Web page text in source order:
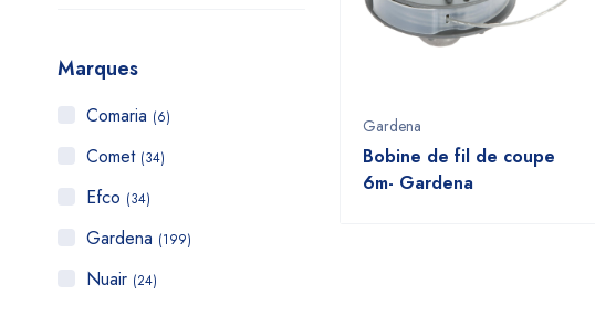
Marques
Comaria (6)
Comet (34)
Efco (34)
Gardena (199)
Nuair (24)
Gardena
Bobine de fil de coupe
6m- Gardena